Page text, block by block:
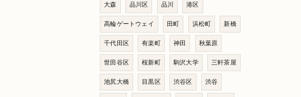
大森 品川区 品川 港区
高輪ゲートウェイ 田町 浜松町 新橋
千代田区 有楽町 神田 秋葉原
世田谷区 桜新町 駒沢大学 三軒茶屋
池尻大橋 目黒区 渋谷区 渋谷